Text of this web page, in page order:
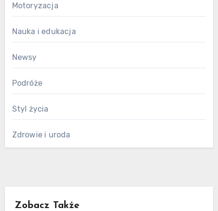
Motoryzacja
Nauka i edukacja
Newsy
Podróże
Styl życia
Zdrowie i uroda
Zobacz Także